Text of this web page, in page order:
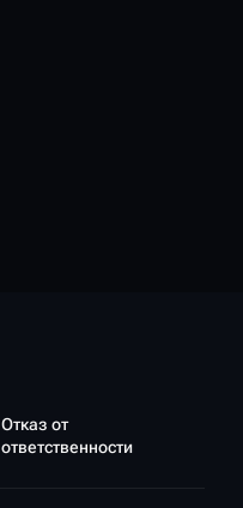
Отказ от
ответственности